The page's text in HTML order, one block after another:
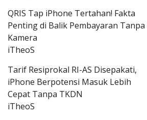
QRIS Tap iPhone Tertahan! Fakta
Penting di Balik Pembayaran Tanpa
Kamera
iTheoS
Tarif Resiprokal RI-AS Disepakati,
iPhone Berpotensi Masuk Lebih
Cepat Tanpa TKDN
iTheoS